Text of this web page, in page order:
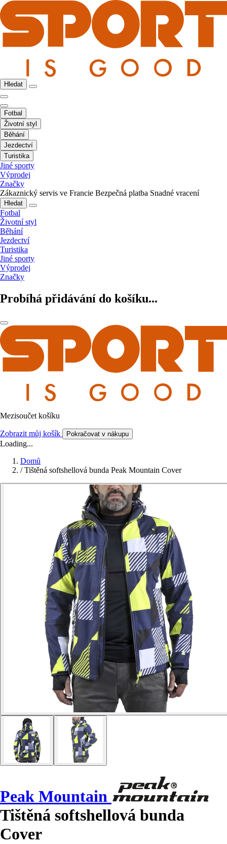
Hledat
Fotbal
Životní styl
Běhání
Jezdectví
Turistika
Jiné sporty
Výprodej
Značky
Zákaznický servis ve Francie Bezpečná platba Snadné vracení
Hledat
Fotbal
Životní styl
Běhání
Jezdectví
Turistika
Jiné sporty
Výprodej
Značky
Probíhá přidávání do košíku...
Mezisoučet košíku
Zobrazit můj košík Pokračovat v nákupu
Loading...
Domů
/ Tištěná softshellová bunda Peak Mountain Cover
Peak Mountain
Tištěná softshellová bunda
Cover